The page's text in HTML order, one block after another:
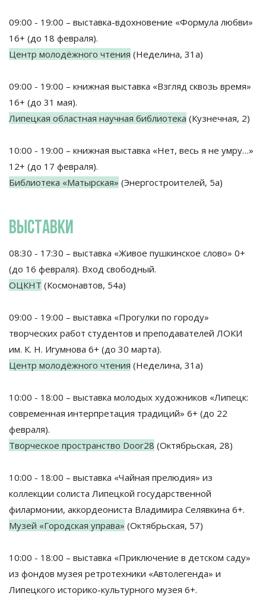
09:00 - 19:00 – выставка-вдохновение «Формула любви»
16+ (до 18 февраля).
Центр молодёжного чтения (Неделина, 31а)
09:00 - 19:00 – книжная выставка «Взгляд сквозь время»
16+ (до 31 мая).
Липецкая областная научная библиотека (Кузнечная, 2)
10:00 - 19:00 – книжная выставка «Нет, весь я не умру…»
12+ (до 17 февраля).
Библиотека «Матырская» (Энергостроителей, 5а)
ВЫСТАВКИ
08:30 - 17:30 – выставка «Живое пушкинское слово» 0+
(до 16 февраля). Вход свободный.
ОЦКНТ (Космонавтов, 54а)
09:00 - 19:00 – выставка «Прогулки по городу»
творческих работ студентов и преподавателей ЛОКИ
им. К. Н. Игумнова 6+ (до 30 марта).
Центр молодёжного чтения (Неделина, 31а)
10:00 - 18:00 – выставка молодых художников «Липецк:
современная интерпретация традиций» 6+ (до 22
февраля).
Творческое пространство Door28 (Октябрьская, 28)
10:00 - 18:00 – выставка «Чайная прелюдия» из
коллекции солиста Липецкой государственной
филармонии, аккордеониста Владимира Селявкина 6+.
Музей «Городская управа» (Октябрьская, 57)
10:00 - 18:00 – выставка «Приключение в детском саду»
из фондов музея ретротехники «Автолегенда» и
Липецкого историко-культурного музея 6+.